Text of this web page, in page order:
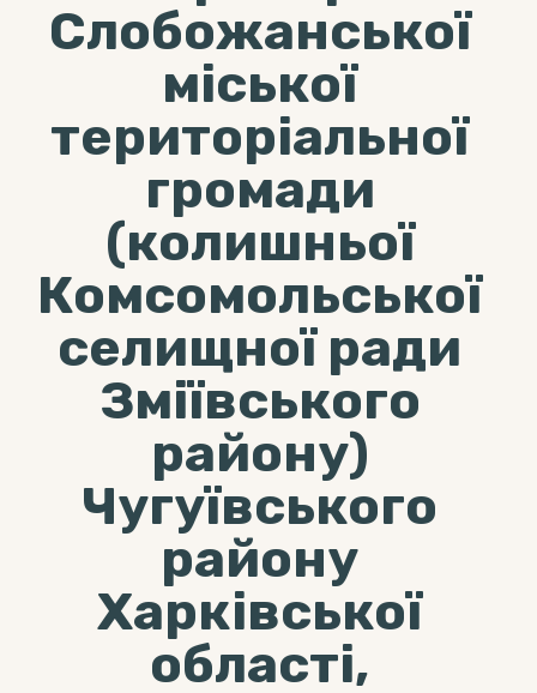
Слобожанської
міської
територіальної
громади
(колишньої
Комсомольської
селищної ради
Зміївського
району)
Чугуївського
району
Харківської
області,